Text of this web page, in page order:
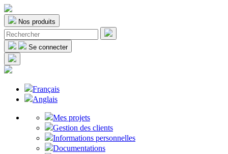
Nos produits
Se connecter
Français
Anglais
Mes projets
Gestion des clients
Informations personnelles
Documentations